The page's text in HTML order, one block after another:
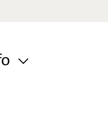
(m2jaar) - 20220201-
aan via de website van